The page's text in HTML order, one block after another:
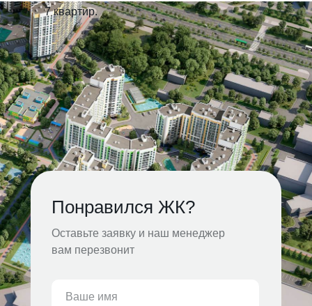
7 квартир.
Оставьте заявку и наш менеджер
вам перезвонит
Понравился ЖК?